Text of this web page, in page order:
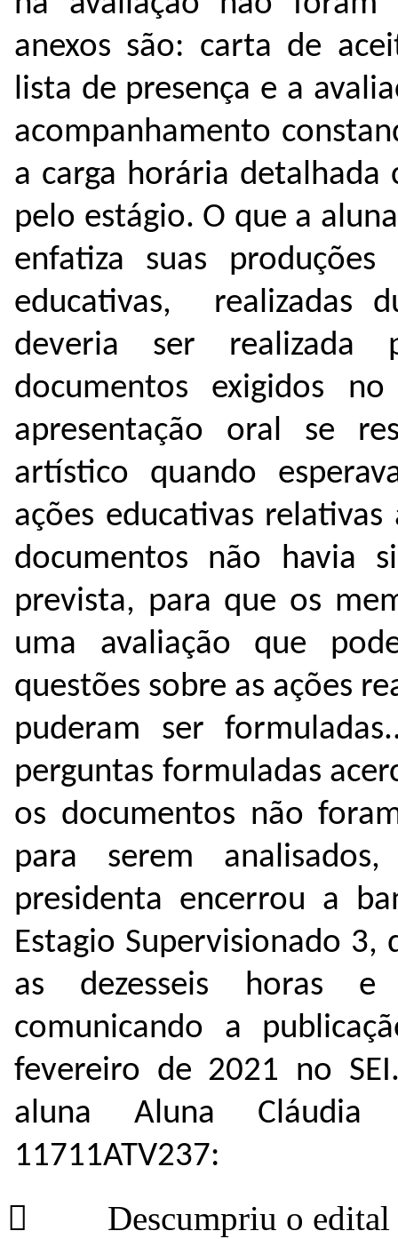
anexos são: carta de
lista de presença e a
acompanhamento
a carga horária detalhada
pelo estágio. O que a
enfatiza suas
educativas, realizadas
deveria ser
documentos exigidos
apresentação oral se
artístico quando
ações educativas
documentos não havia
prevista, para que os
uma avaliação que
questões sobre as ações
puderam ser
perguntas formuladas
os documentos não
para serem
presidenta encerrou a
Estagio Supervisionado 3,
as dezesseis horas
comunicando a
fevereiro de 2021 no
aluna Aluna Cláudia
11711ATV237:
 Descumpriu o edital